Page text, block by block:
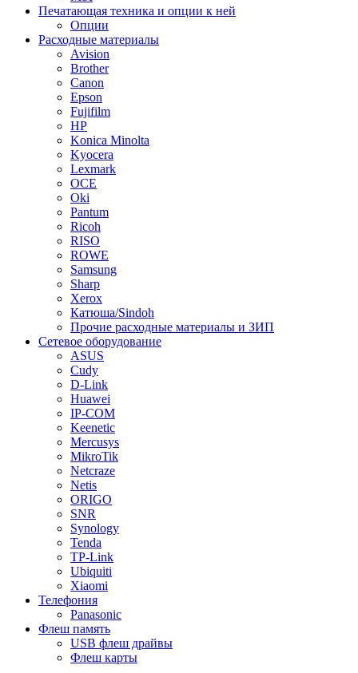
Печатающая техника и опции к ней
Опции
Расходные материалы
Avision
Brother
Canon
Epson
Fujifilm
HP
Konica Minolta
Kyocera
Lexmark
OCE
Oki
Pantum
Ricoh
RISO
ROWE
Samsung
Sharp
Xerox
Катюша/Sindoh
Прочие расходные материалы и ЗИП
Сетевое оборудование
ASUS
Cudy
D-Link
Huawei
IP-COM
Keenetic
Mercusys
MikroTik
Netcraze
Netis
ORIGO
SNR
Synology
Tenda
TP-Link
Ubiquiti
Xiaomi
Телефония
Panasonic
Флеш память
USB флеш драйвы
Флеш карты